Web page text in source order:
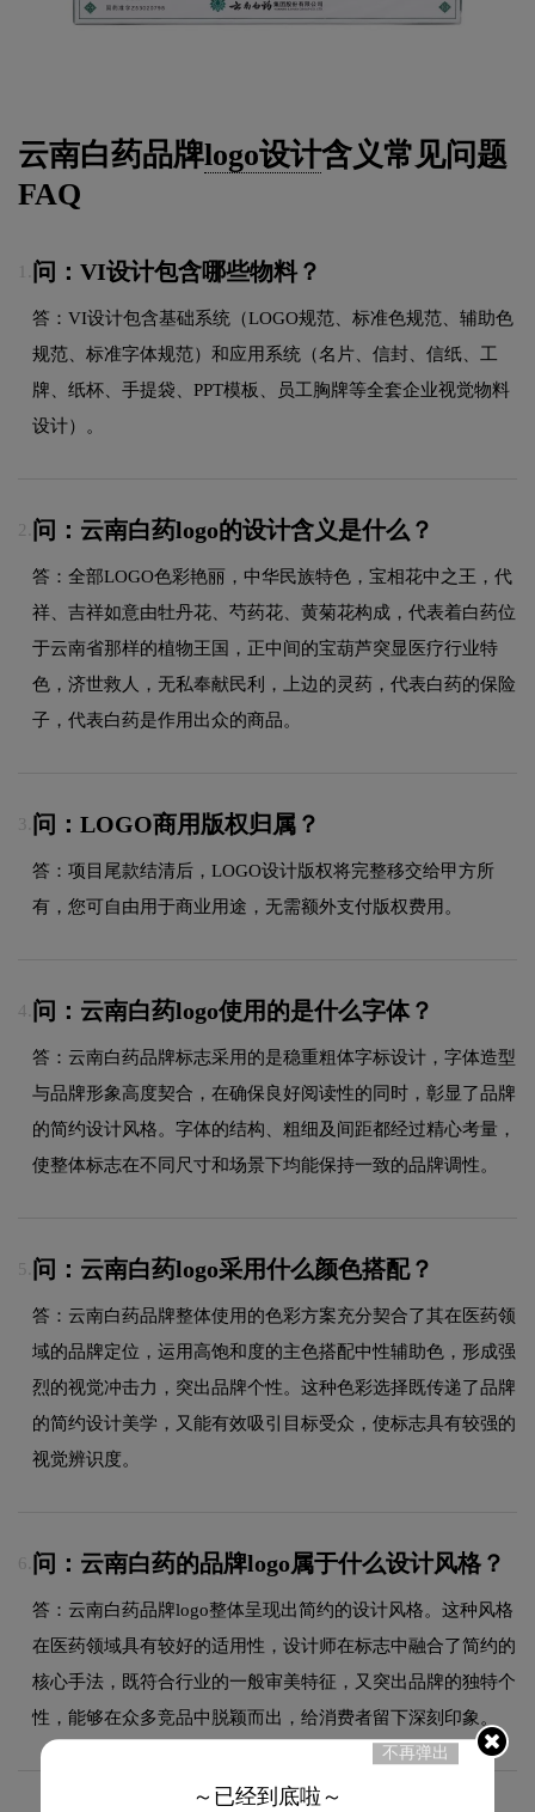
云南白药品牌logo设计含义常见问题
FAQ
问：VI设计包含哪些物料？
答：VI设计包含基础系统（LOGO规范、标准色规范、辅助色
规范、标准字体规范）和应用系统（名片、信封、信纸、工
牌、纸杯、手提袋、PPT模板、员工胸牌等全套企业视觉物料
设计）。
2. 问：云南白药logo的设计含义是什么？
答：全部LOGO色彩艳丽，中华民族特色，宝相花中之王，代
祥、吉祥如意由牡丹花、芍药花、黄菊花构成，代表着白药位
于云南省那样的植物王国，正中间的宝葫芦突显医疗行业特
色，济世救人，无私奉献民利，上边的灵药，代表白药的保险
子，代表白药是作用出众的商品。
3. 问：LOGO商用版权归属？
答：项目尾款结清后，LOGO设计版权将完整移交给甲方所
有，您可自由用于商业用途，无需额外支付版权费用。
4. 问：云南白药logo使用的是什么字体？
答：云南白药品牌标志采用的是稳重粗体字标设计，字体造型
与品牌形象高度契合，在确保良好阅读性的同时，彰显了品牌
的简约设计风格。字体的结构、粗细及间距都经过精心考量，
使整体标志在不同尺寸和场景下均能保持一致的品牌调性。
5. 问：云南白药logo采用什么颜色搭配？
答：云南白药品牌整体使用的色彩方案充分契合了其在医药领
域的品牌定位，运用高饱和度的主色搭配中性辅助色，形成强
烈的视觉冲击力，突出品牌个性。这种色彩选择既传递了品牌
的简约设计美学，又能有效吸引目标受众，使标志具有较强的
视觉辨识度。
6. 问：云南白药的品牌logo属于什么设计风格？
答：云南白药品牌logo整体呈现出简约的设计风格。这种风格
在医药领域具有较好的适用性，设计师在标志中融合了简约的
核心手法，既符合行业的一般审美特征，又突出品牌的独特个
性，能够在众多竞品中脱颖而出，给消费者留下深刻印象。
不再弹出
～已经到底啦～